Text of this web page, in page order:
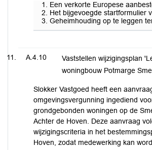
Een verkorte Europese
Het bijgevoegde startformulier
Geheimhouding op te leggen
A.4.10
Vaststellen wijzigingsplan
woningbouw Potmarge
Slokker Vastgoed heeft een
omgevingsvergunning ingediend
grondgebonden woningen op de
Achter de Hoven. Deze aanvraag
wijzigingscriteria in het
Hoven, zodat medewerking kan